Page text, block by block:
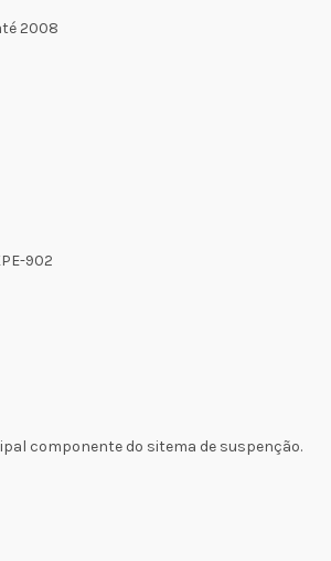
2008
902
componente do sitema de suspenção.